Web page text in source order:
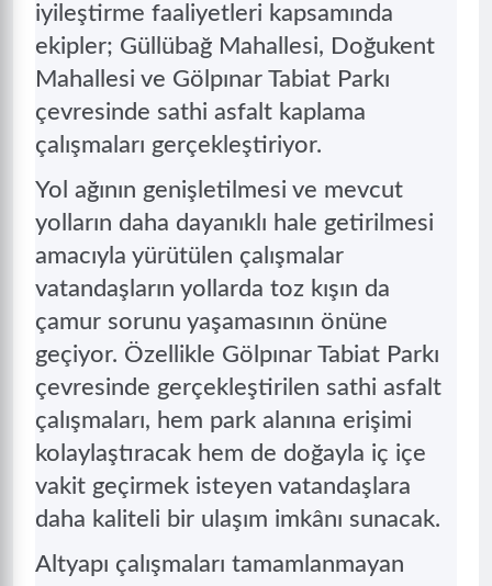
iyileştirme faaliyetleri kapsamında
ekipler; Güllübağ Mahallesi, Doğukent
Mahallesi ve Gölpınar Tabiat Parkı
çevresinde sathi asfalt kaplama
çalışmaları gerçekleştiriyor.
Yol ağının genişletilmesi ve mevcut
yolların daha dayanıklı hale getirilmesi
amacıyla yürütülen çalışmalar
vatandaşların yollarda toz kışın da
çamur sorunu yaşamasının önüne
geçiyor. Özellikle Gölpınar Tabiat Parkı
çevresinde gerçekleştirilen sathi asfalt
çalışmaları, hem park alanına erişimi
kolaylaştıracak hem de doğayla iç içe
vakit geçirmek isteyen vatandaşlara
daha kaliteli bir ulaşım imkânı sunacak.
Altyapı çalışmaları tamamlanmayan